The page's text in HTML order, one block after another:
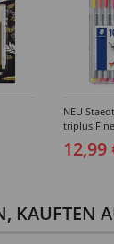
NEU
triplus
12,99
KAUFTEN